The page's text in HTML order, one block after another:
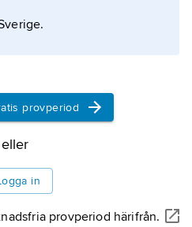
skett genom
artikeln
provperiod
eller
in
provperiod härifrån.